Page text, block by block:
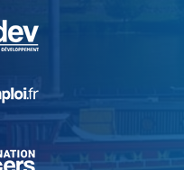
, Ouvre une nouvelle